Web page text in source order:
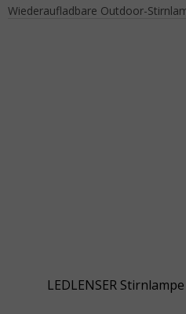
Wiederaufladbare Outdoor-
LEDLENSER